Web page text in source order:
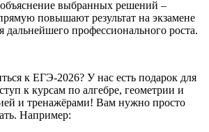
выбранных решений –
повышают результат на экзамене
дальнейшего профессионального роста.
к ЕГЭ-2026? У нас есть подарок для
к курсам по алгебре, геометрии и
и тренажёрами! Вам нужно просто
Например: